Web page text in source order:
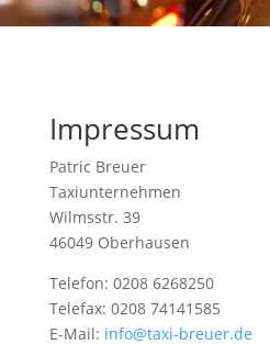
Impressum
Patric Breuer
Taxiunternehmen
Wilmsstr. 39
46049 Oberhausen
Telefon: 0208 6268250
Telefax: 0208 74141585
E-Mail: info@taxi-breuer.de